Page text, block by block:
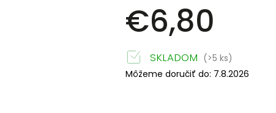
€6,80
SKLADOM (>5 ks)
Môžeme doručiť do: 7.8.2026